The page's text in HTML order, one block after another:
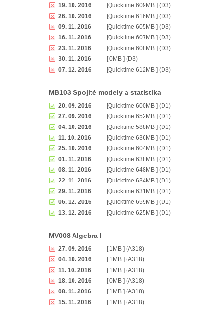
19. 10. 2016
[Quicktime 609MB ] (D3)
26. 10. 2016
[Quicktime 616MB ] (D3)
09. 11. 2016
[Quicktime 605MB ] (D3)
16. 11. 2016
[Quicktime 607MB ] (D3)
23. 11. 2016
[Quicktime 608MB ] (D3)
30. 11. 2016
[ 0MB ] (D3)
07. 12. 2016
[Quicktime 612MB ] (D3)
MB103 Spojité modely a statistika
20. 09. 2016
[Quicktime 600MB ] (D1)
27. 09. 2016
[Quicktime 652MB ] (D1)
04. 10. 2016
[Quicktime 588MB ] (D1)
11. 10. 2016
[Quicktime 636MB ] (D1)
25. 10. 2016
[Quicktime 604MB ] (D1)
01. 11. 2016
[Quicktime 638MB ] (D1)
08. 11. 2016
[Quicktime 648MB ] (D1)
22. 11. 2016
[Quicktime 634MB ] (D1)
29. 11. 2016
[Quicktime 631MB ] (D1)
06. 12. 2016
[Quicktime 659MB ] (D1)
13. 12. 2016
[Quicktime 625MB ] (D1)
MV008 Algebra I
27. 09. 2016
[ 1MB ] (A318)
04. 10. 2016
[ 1MB ] (A318)
11. 10. 2016
[ 1MB ] (A318)
18. 10. 2016
[ 0MB ] (A318)
08. 11. 2016
[ 1MB ] (A318)
15. 11. 2016
[ 1MB ] (A318)